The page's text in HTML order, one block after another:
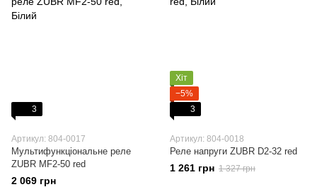
3
Артикул: 804-0017
Мультифункціональне реле
ZUBR MF2-50 red
2 069 грн
Хіт
−5%
3
Артикул: 804-0018
Реле напруги ZUBR D2-32 red
1 261 грн 1 327 грн